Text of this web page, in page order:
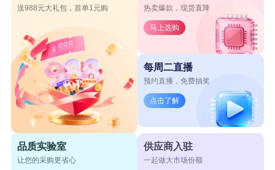
送988元大礼包，首单1元购 热卖爆款，现货直降
马上选购
每周二直播
预约直播，免费抽奖
点击了解
品质实验室
让您的采购更省心
供应商入驻
一起做大市场份额